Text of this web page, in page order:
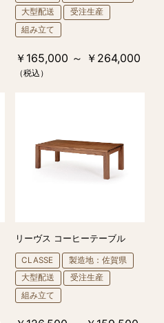
大型配送
受注生産
組み立て
￥165,000 ～ ￥264,000
（税込）
リーヴス コーヒーテーブル
CLASSE
製造地：佐賀県
大型配送
受注生産
組み立て